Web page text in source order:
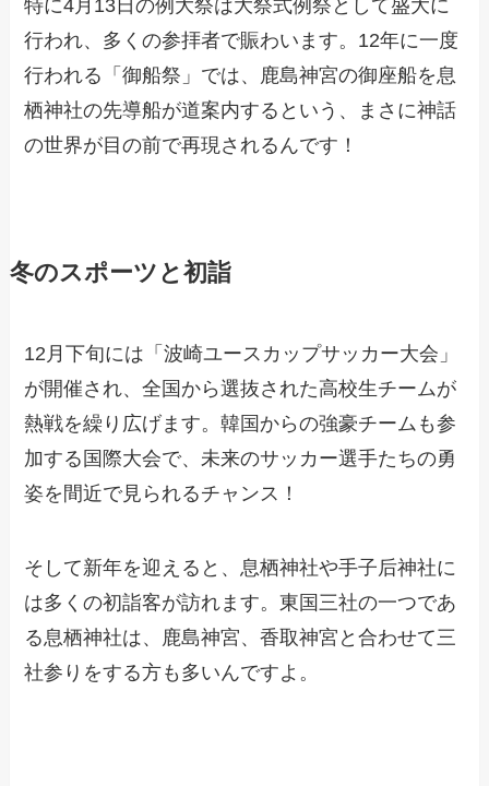
特に4月13日の例大祭は大祭式例祭として盛大に
行われ、多くの参拝者で賑わいます。12年に一度
行われる「御船祭」では、鹿島神宮の御座船を息
栖神社の先導船が道案内するという、まさに神話
の世界が目の前で再現されるんです！
冬のスポーツと初詣
12月下旬には「波崎ユースカップサッカー大会」
が開催され、全国から選抜された高校生チームが
熱戦を繰り広げます。韓国からの強豪チームも参
加する国際大会で、未来のサッカー選手たちの勇
姿を間近で見られるチャンス！
そして新年を迎えると、息栖神社や手子后神社に
は多くの初詣客が訪れます。東国三社の一つであ
る息栖神社は、鹿島神宮、香取神宮と合わせて三
社参りをする方も多いんですよ。